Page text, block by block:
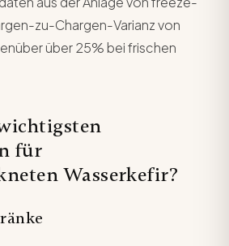
zu-Chargen-Varianz von
über 25% bei frischen
für
Wasserkefir?